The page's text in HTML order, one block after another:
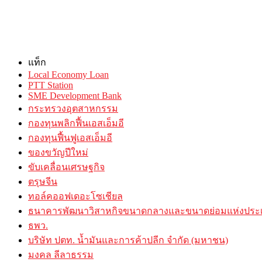
แท็ก
Local Economy Loan
PTT Station
SME Development Bank
กระทรวงอุตสาหกรรม
กองทุนพลิกฟื้นเอสเอ็มอี
กองทุนฟื้นฟูเอสเอ็มอี
ของขวัญปีใหม่
ขับเคลื่อนเศรษฐกิจ
ตรุษจีน
ทอล์คออฟเดอะโซเชียล
ธนาคารพัฒนาวิสาหกิจขนาดกลางและขนาดย่อมแห่งประ
ธพว.
บริษัท ปตท. น้ำมันและการค้าปลีก จำกัด (มหาชน)
มงคล ลีลาธรรม